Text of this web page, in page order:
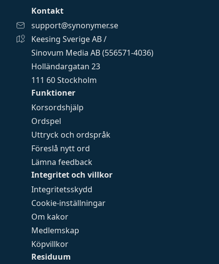
Funktioner
Korsordshjälp
Ordspel
Uttryck och ordspråk
Föreslå nytt ord
Lämna feedback
Integritet och villkor
Integritetsskydd
Cookie-inställningar
Om kakor
Medlemskap
Köpvillkor
Residuum
Kontakt
support@synonymer.se
Keesing Sverige AB /
Sinovum Media AB (556571-4036)
Holländargatan 23
111 60 Stockholm